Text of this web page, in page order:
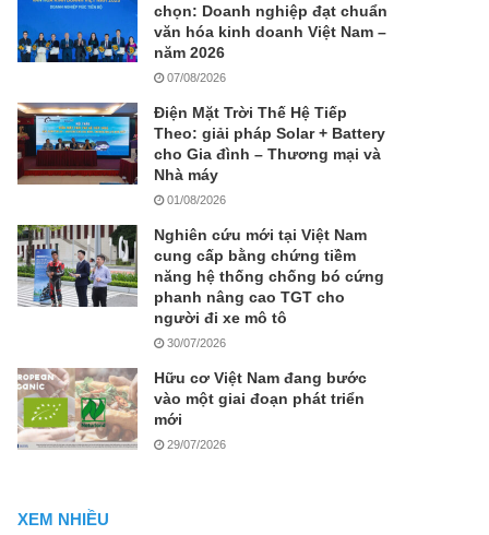
chọn: Doanh nghiệp đạt chuẩn
văn hóa kinh doanh Việt Nam –
năm 2026
07/08/2026
Điện Mặt Trời Thế Hệ Tiếp
Theo: giải pháp Solar + Battery
cho Gia đình – Thương mại và
Nhà máy
01/08/2026
Nghiên cứu mới tại Việt Nam
cung cấp bằng chứng tiềm
năng hệ thống chống bó cứng
phanh nâng cao TGT cho
người đi xe mô tô
30/07/2026
Hữu cơ Việt Nam đang bước
vào một giai đoạn phát triển
mới
29/07/2026
XEM NHIỀU